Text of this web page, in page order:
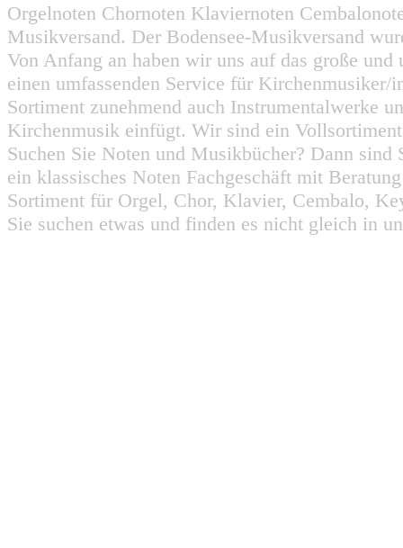
Orgelnoten Chornoten Klaviernoten
Musikversand. Der Bodensee-Musikversand
Von Anfang an haben wir uns auf das große
einen umfassenden Service für
Sortiment zunehmend auch Instrumentalwerke
Kirchenmusik einfügt. Wir sind ein
Suchen Sie Noten und Musikbücher? Dann
ein klassisches Noten Fachgeschäft mit
Sortiment für Orgel, Chor, Klavier, Cembalo,
Sie suchen etwas und finden es nicht gleich in